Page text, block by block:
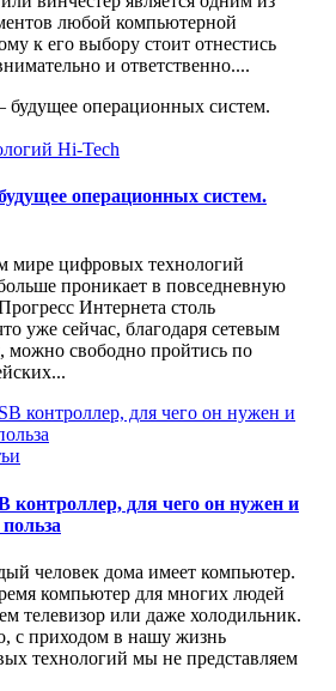
любой компьютерной
к его выбору стоит отнестись
и ответственно....
Hi-Tech
операционных систем.
мире цифровых технологий
проникает в повседневную
Интернета столь
уже сейчас, благодаря сетевым
можно свободно пройтись по
контроллер, для чего он нужен и
человек дома имеет компьютер.
компьютер для многих людей
телевизор или даже холодильник.
с приходом в нашу жизнь
технологий мы не представляем